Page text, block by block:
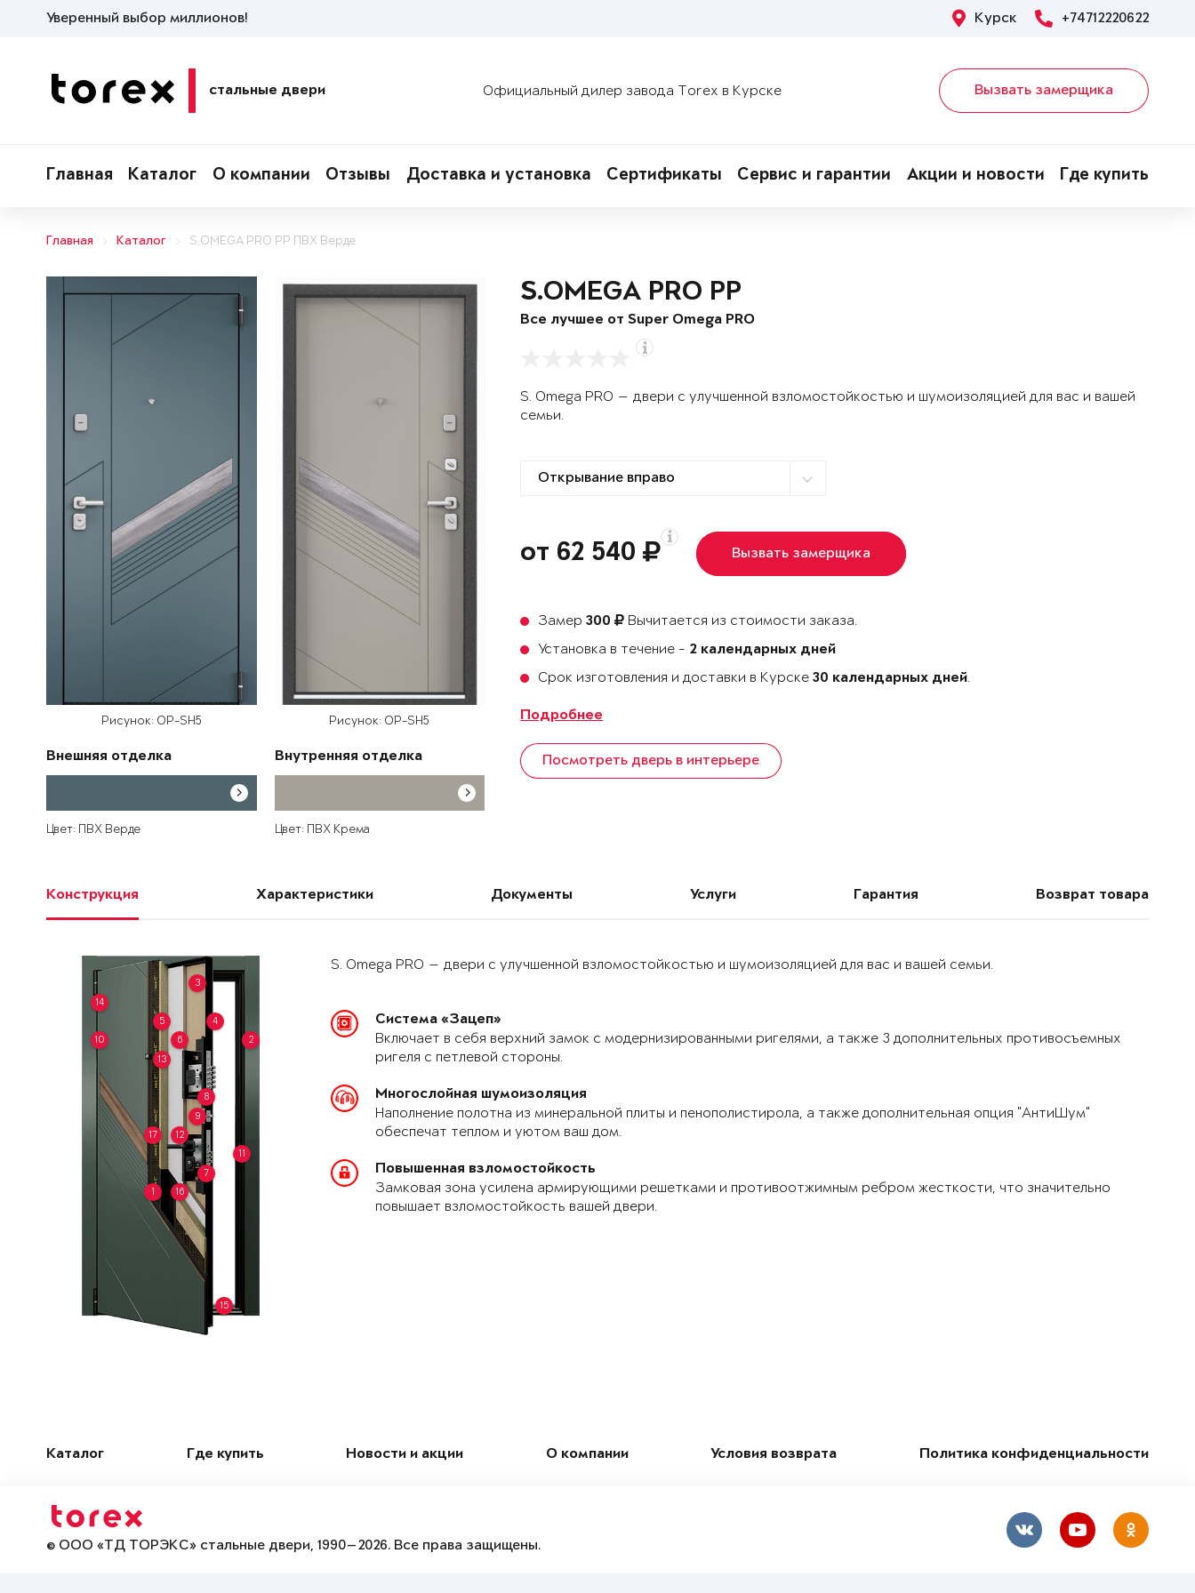
Уверенный выбор миллионов! Курск +74712220622
стальные двери Официальный дилер завода Torex в Курске Вызвать замерщика
Главная Каталог О компании Отзывы Доставка и установка Сертификаты Сервис и гарантии Акции и новости Где купить
Главная Каталог S.OMEGA PRO PP ПВХ Верде
Рисунок: OP-SH5
Внешняя отделка
Цвет: ПВХ Верде
Рисунок: OP-SH5
Внутренняя отделка
Цвет: ПВХ Крема
S.OMEGA PRO PP
Все лучшее от Super Omega PRO
S. Omega PRO — двери с улучшенной взломостойкостью и шумоизоляцией для вас и вашей
семьи.
от 62 540 Вызвать замерщика
Замер300
Вычитается из стоимости заказа.
Установка в течение - 2 календарных дней
Срок изготовления и доставки в Курске30 календарных дней.
Подробнее
Посмотреть дверь в интерьере
Конструкция Характеристики Документы Услуги Гарантия Возврат товара
1
2
3
4
5
6
7
8
9
10
11
12
13
14
15
16
17
S. Omega PRO — двери с улучшенной взломостойкостью и шумоизоляцией для вас и вашей семьи.
Система «Зацеп»
Включает в себя верхний замок с модернизированными ригелями, а также 3 дополнительных противосъемных
ригеля с петлевой стороны.
Многослойная шумоизоляция
Наполнение полотна из минеральной плиты и пенополистирола, а также дополнительная опция "АнтиШум"
обеспечат теплом и уютом ваш дом.
Повышенная взломостойкость
Замковая зона усилена армирующими решетками и противоотжимным ребром жесткости, что значительно
повышает взломостойкость вашей двери.
Каталог Где купить Новости и акции О компании Условия возврата Политика конфиденциальности
© ООО «ТД ТОРЭКС» стальные двери, 1990—2026. Все права защищены.